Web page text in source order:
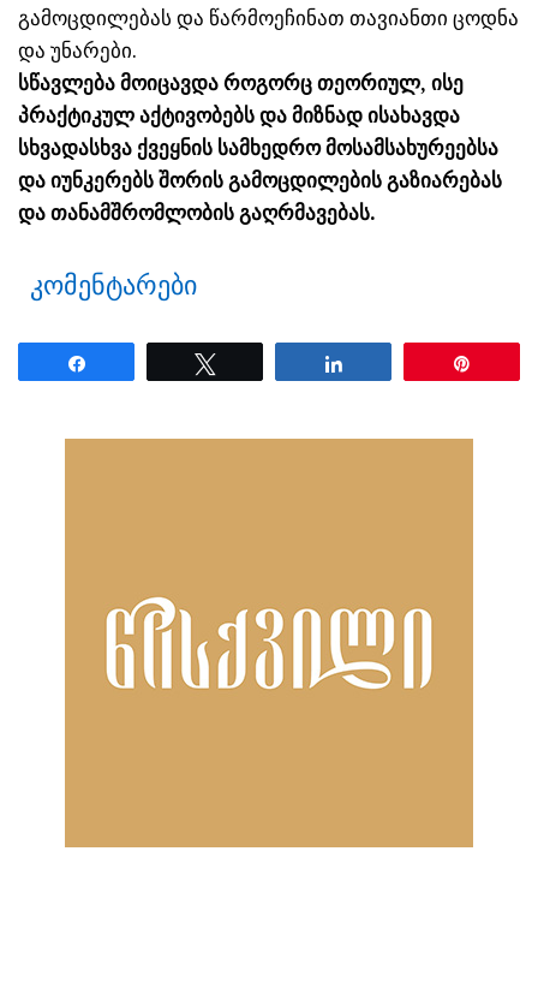
გამოცდილებას და წარმოეჩინათ თავიანთი ცოდნა
და უნარები.
სწავლება მოიცავდა როგორც თეორიულ, ისე
პრაქტიკულ აქტივობებს და მიზნად ისახავდა
სხვადასხვა ქვეყნის სამხედრო მოსამსახურეებსა
და იუნკერებს შორის გამოცდილების გაზიარებას
და თანამშრომლობის გაღრმავებას.
კომენტარები